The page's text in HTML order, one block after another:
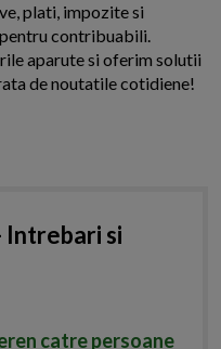
plati, impozite si
contribuabili.
aparute si oferim solutii
de noutatile cotidiene!
Intrebari si
catre persoane